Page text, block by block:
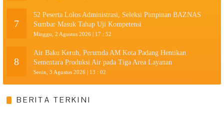
7
52 Peserta Lolos Administrasi, Seleksi Pimpinan BAZNAS
Sumbar Masuk Tahap Uji Kompetensi
Minggu, 2 Agustus 2026 | 17 : 52
8
Air Baku Keruh, Perumda AM Kota Padang Hentikan
Sementara Produksi Air pada Tiga Area Layanan
Senin, 3 Agustus 2026 | 13 : 02
BERITA TERKINI